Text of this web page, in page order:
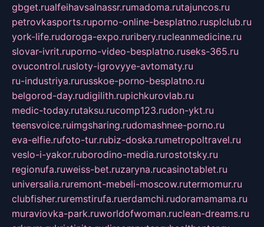
gbget.rualfeihavsalnassr.rumadoma.rutajuncos.ru
petrovkasports.ruporno-online-besplatno.rusplclub.ru
york-life.rudoroga-expo.ruribery.rucleanmedicine.ru
slovar-ivrit.ruporno-video-besplatno.ruseks-365.ru
ovucontrol.rusloty-igrovyye-avtomaty.ru
ru-industriya.rurusskoe-porno-besplatno.ru
belgorod-day.rudigilith.rupichkurovlab.ru
medic-today.rutaksu.rucomp123.rudon-ykt.ru
teensvoice.ruimgsharing.rudomashnee-porno.ru
eva-elfie.rufoto-tur.rubiz-doska.rumetropoltravel.ru
veslo-i-yakor.ruborodino-media.rurostotsky.ru
regionufa.ruweiss-bet.ruzaryna.rucasinotablet.ru
universalia.ruremont-mebeli-moscow.rutermomur.ru
clubfisher.ruremstirufa.ruerdamchi.rudoramamama.ru
muraviovka-park.ruworldofwoman.ruclean-dreams.ru